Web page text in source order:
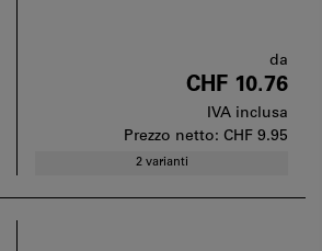
da
CHF 10.76
IVA inclusa
Prezzo netto: CHF 9.95
2 varianti